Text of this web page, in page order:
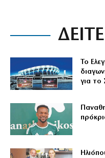
Το
για το